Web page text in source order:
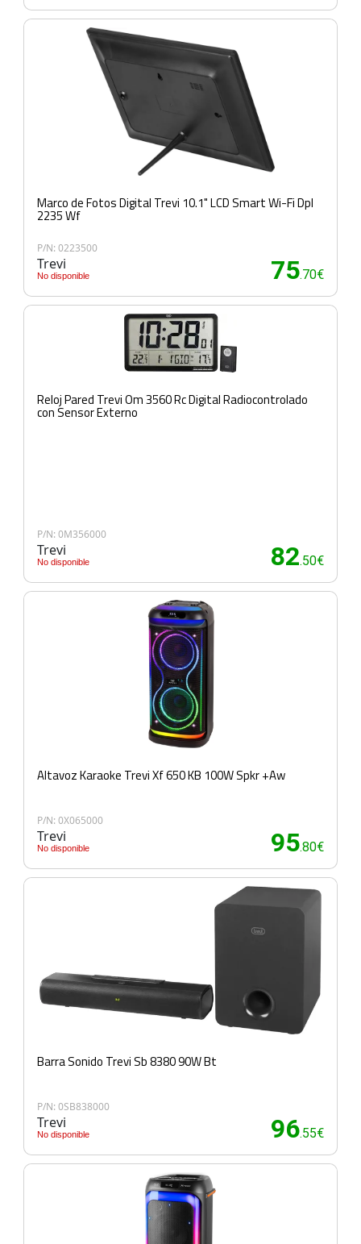
Marco de Fotos Digital Trevi 10.1" LCD Smart Wi-Fi Dpl
2235 Wf
P/N: 0223500
Trevi
No disponible 75.70€
Reloj Pared Trevi Om 3560 Rc Digital Radiocontrolado
con Sensor Externo
P/N: 0M356000
Trevi
No disponible 82.50€
Altavoz Karaoke Trevi Xf 650 KB 100W Spkr +Aw
P/N: 0X065000
Trevi
No disponible 95.80€
Barra Sonido Trevi Sb 8380 90W Bt
P/N: 0SB838000
Trevi
No disponible 96.55€